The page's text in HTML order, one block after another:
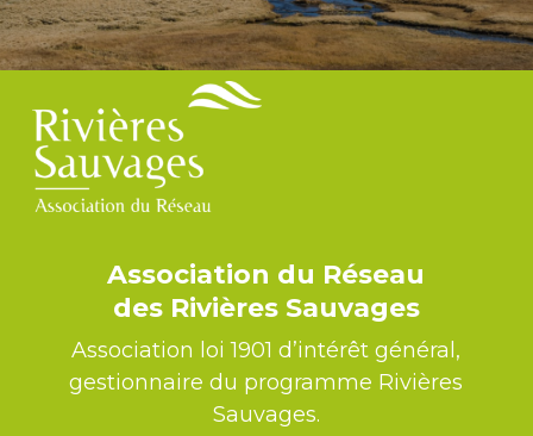
Association du Réseau
des Rivières Sauvages
Association loi 1901 d’intérêt général,
gestionnaire du programme Rivières
Sauvages.